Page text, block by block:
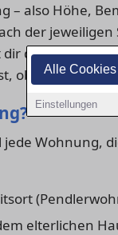
Alle
Einstellungen
– also Höhe,
der jeweiligen
die
ob du
jede Wohnung,
elterlichen